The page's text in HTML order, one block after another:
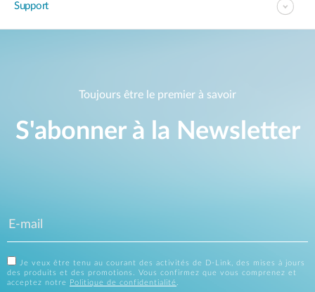
Support
Toujours être le premier à savoir
S'abonner à la Newsletter
Je veux être tenu au courant des activités de D-Link, des mises à jours
des produits et des promotions. Vous confirmez que vous comprenez et
acceptez notre
Politique de confidentialité.